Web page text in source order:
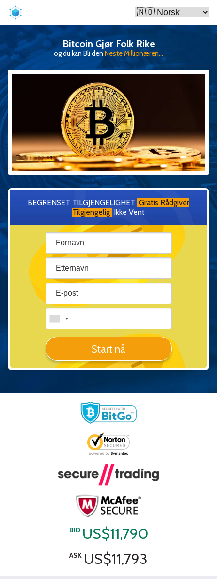
Bitcoin Gjør Folk Rike
og du kan Bli den Neste Millionæren...
BEGRENSET TILGJENGELIGHET Gratis Rådgiver
Tilgjengelig Ikke Vent
Start nå
BID US$11,790
ASK US$11,793